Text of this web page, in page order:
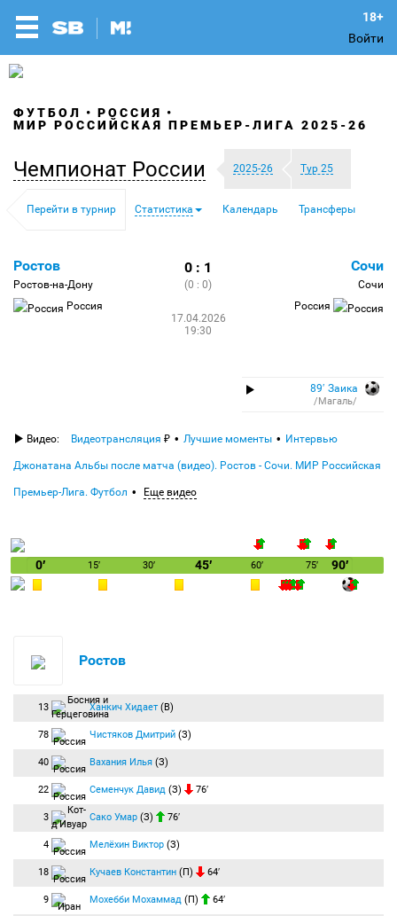
Войти
ФУТБОЛ
РОССИЯ
МИР РОССИЙСКАЯ ПРЕМЬЕР-ЛИГА 2025-26
Чемпионат России 2025-26 Тур 25
Перейти в турнир Статистика Календарь Трансферы
Ростов
Ростов-на-Дону
Россия
0 : 1
(0 : 0)
17.04.2026
19:30
Сочи
Сочи
Россия
89′ Заика
/Магаль/
Видео: Видеотрансляция Лучшие моменты Интервью
Джонатана Альбы после матча (видео). Ростов - Сочи. МИР Российская
Премьер-Лига. Футбол Еще видео
0′ 15′ 30′ 45′ 60′ 75′ 90′
Ростов
13 Ханкич Хидает (В)
78 Чистяков Дмитрий (З)
40 Вахания Илья (З)
22 Семенчук Давид (З) 76′
3 Сако Умар (З) 76′
4 Мелёхин Виктор (З)
18 Кучаев Константин (П) 64′
9 Мохебби Мохаммад (П) 64′